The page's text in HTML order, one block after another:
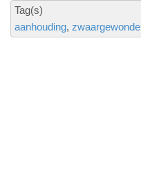
Tag(s)
aanhouding zwaargewonde